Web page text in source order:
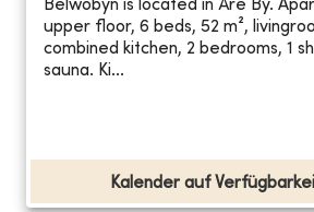
Belwobyn is located in Åre By.
upper floor, 6 beds, 52 m²,
combined kitchen, 2 bedrooms, 1
sauna. Ki...
Kalender auf